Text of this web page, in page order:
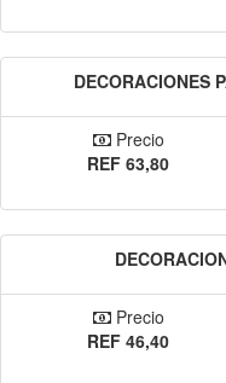
DECORACIONES
Precio
REF 63,80
Precio
REF 46,40